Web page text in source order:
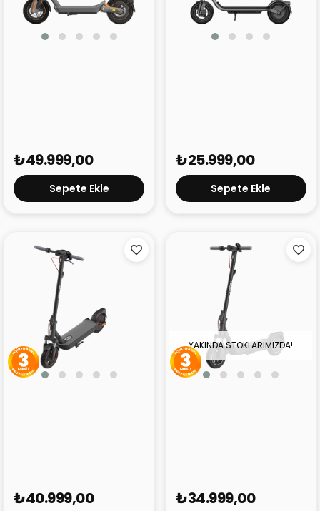
₺49.999,00
Sepete Ekle
₺25.999,00
Sepete Ekle
₺40.999,00
YAKINDA STOKLARIMIZDA!
₺34.999,00